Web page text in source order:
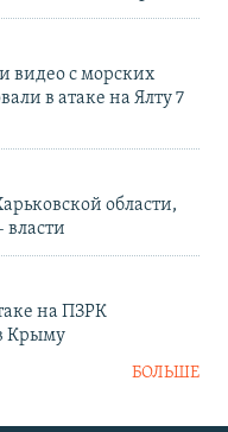
видео с морских
в атаке на Ялту 7
области,
власти
на ПЗРК
Крыму
БОЛЬШЕ